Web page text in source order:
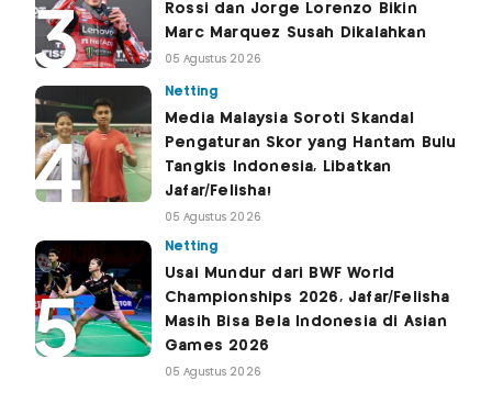
Rossi dan Jorge Lorenzo Bikin
Marc Marquez Susah Dikalahkan
05 Agustus 2026
Netting
Media Malaysia Soroti Skandal
Pengaturan Skor yang Hantam Bulu
Tangkis Indonesia, Libatkan
Jafar/Felisha!
05 Agustus 2026
Netting
Usai Mundur dari BWF World
Championships 2026, Jafar/Felisha
Masih Bisa Bela Indonesia di Asian
Games 2026
05 Agustus 2026